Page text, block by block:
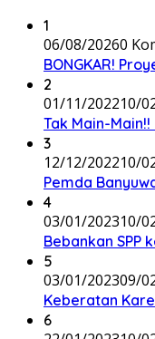
1
06/08/20260
BONGKAR!
2
01/11/202210/
Tak Main-
3
12/12/202210/
Pemda
4
03/01/202310/
Bebankan SPP
5
03/01/202309/
Keberatan
6